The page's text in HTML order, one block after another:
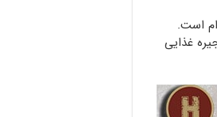
است.
غذایی